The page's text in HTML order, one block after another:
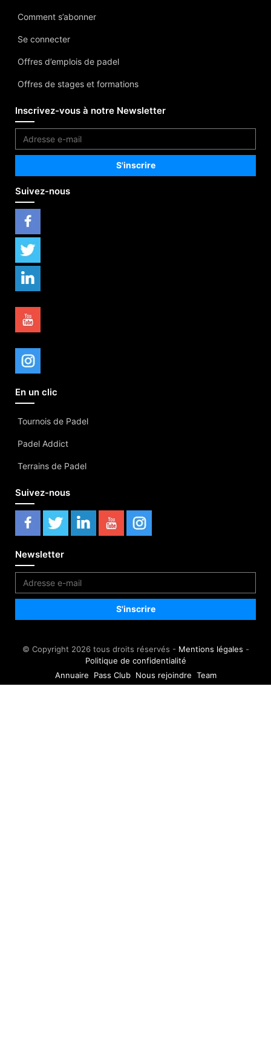
Comment s’abonner
Se connecter
Offres d’emplois de padel
Offres de stages et formations
Inscrivez-vous à notre Newsletter
Suivez-nous
En un clic
Tournois de Padel
Padel Addict
Terrains de Padel
Suivez-nous
Newsletter
© Copyright 2026 tous droits réservés - Mentions légales -
Politique de confidentialité
Annuaire
Pass Club Nous rejoindre Team